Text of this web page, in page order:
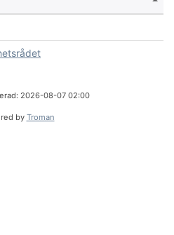
2026-08-07 02:00
by Troman